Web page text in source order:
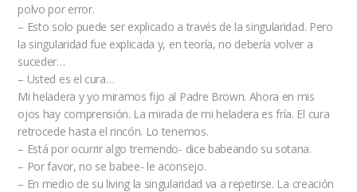
polvo por error.
– Esto solo puede ser explicado a través de la singularidad. Pero
la singularidad fue explicada y, en teoría, no debería volver a
suceder…
– Usted es el cura…
Mi heladera y yo miramos fijo al Padre Brown. Ahora en mis
ojos hay comprensión. La mirada de mi heladera es fría. El cura
retrocede hasta el rincón. Lo tenemos.
– Está por ocurrir algo tremendo- dice babeando su sotana.
– Por favor, no se babee- le aconsejo.
– En medio de su living la singularidad va a repetirse. La creación